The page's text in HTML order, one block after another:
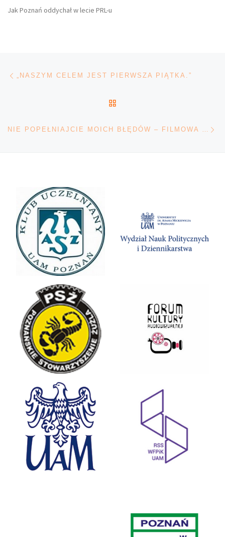
Jak Poznań oddychał w lecie PRL-u
Nawigacja wpisu
„NASZYM CELEM JEST PIERWSZA PIĄTKA.”
NIE POPEŁNIAJCIE MOICH BŁĘDÓW – FILMOWA HISTORIA TOMKA CHADY